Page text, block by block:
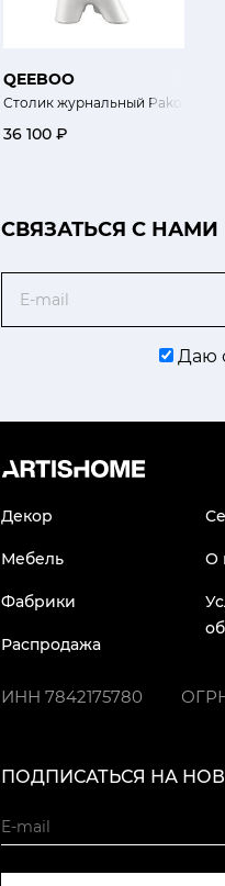
QEEBOO
Столик журнальный Pako White
36 100 ₽
CВЯЗАТЬСЯ С НАМИ
Даю
Декор
Мебель
Фабрики
Распродажа
О
ИНН 7842175780
ПОДПИСАТЬСЯ НА